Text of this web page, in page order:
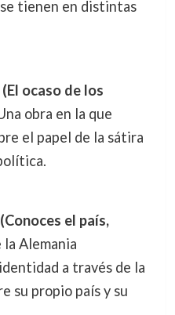
tienen en distintas
ocaso de los
obra en la que
el papel de la sátira
el país,
la Alemania
a través de la
su propio país y su